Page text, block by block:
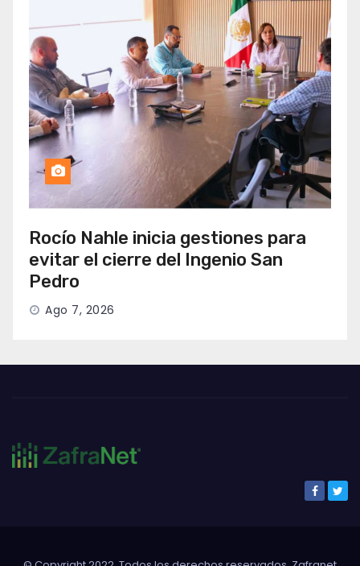
Rocío Nahle inicia gestiones para
evitar el cierre del Ingenio San
Pedro
Ago 7, 2026